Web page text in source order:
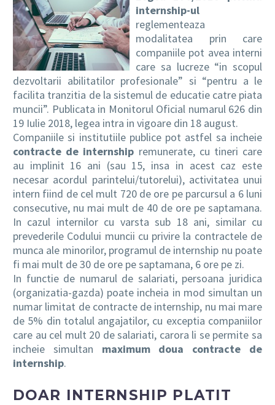
internship-ul
reglementeaza
modalitatea prin care
companiile pot avea interni
care sa lucreze “in scopul
dezvoltarii abilitatilor profesionale” si “pentru a le
facilita tranzitia de la sistemul de educatie catre piata
muncii”. Publicata in Monitorul Oficial numarul 626 din
19 Iulie 2018, legea intra in vigoare din 18 august.
Companiile si institutiile publice pot astfel sa incheie
contracte de internship remunerate, cu tineri care
au implinit 16 ani (sau 15, insa in acest caz este
necesar acordul parintelui/tutorelui), activitatea unui
intern fiind de cel mult 720 de ore pe parcursul a 6 luni
consecutive, nu mai mult de 40 de ore pe saptamana.
In cazul internilor cu varsta sub 18 ani, similar cu
prevederile Codului muncii cu privire la contractele de
munca ale minorilor, programul de internship nu poate
fi mai mult de 30 de ore pe saptamana, 6 ore pe zi.
In functie de numarul de salariati, persoana juridica
(organizatia-gazda) poate incheia in mod simultan un
numar limitat de contracte de internship, nu mai mare
de 5% din totalul angajatilor, cu exceptia companiilor
care au cel mult 20 de salariati, carora li se permite sa
incheie simultan maximum doua contracte de
internship.
DOAR INTERNSHIP PLATIT